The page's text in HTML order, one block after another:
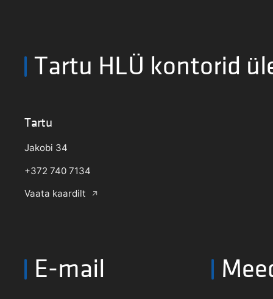
Tartu HLÜ kontorid
Tartu
Jakobi 34
+372 740 7134
Vaata kaardilt
E-mail